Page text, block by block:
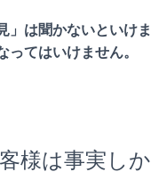
」は聞かないといけま
てはいけません。
様は事実しか